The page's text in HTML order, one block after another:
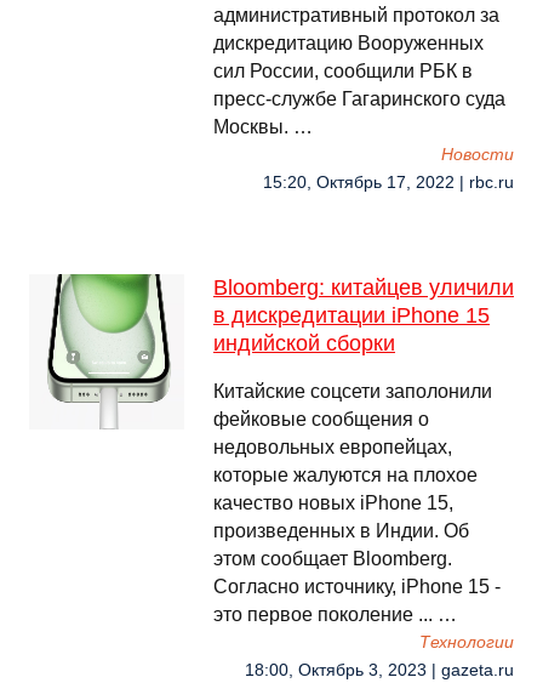
административный протокол за
дискредитацию Вооруженных
сил России, сообщили РБК в
пресс-службе Гагаринского суда
Москвы. …
Новости
15:20, Октябрь 17, 2022 | rbc.ru
Bloomberg: китайцев уличили
в дискредитации iPhone 15
индийской сборки
Китайские соцсети заполонили
фейковые сообщения о
недовольных европейцах,
которые жалуются на плохое
качество новых iPhone 15,
произведенных в Индии. Об
этом сообщает Bloomberg.
Согласно источнику, iPhone 15 -
это первое поколение ... …
Технологии
18:00, Октябрь 3, 2023 | gazeta.ru